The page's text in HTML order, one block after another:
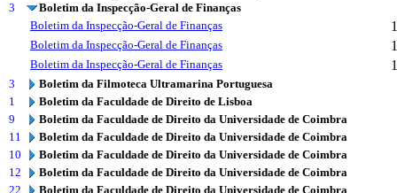
3
Boletim da Inspecção-Geral de Finanças
Boletim da Inspecção-Geral de Finanças
Boletim da Inspecção-Geral de Finanças
Boletim da Inspecção-Geral de Finanças
3
Boletim da Filmoteca Ultramarina Portuguesa
1
Boletim da Faculdade de Direito de Lisboa
9
Boletim da Faculdade de Direito da Universidade de Coimbra
11
Boletim da Faculdade de Direito da Universidade de Coimbra
10
Boletim da Faculdade de Direito da Universidade de Coimbra
12
Boletim da Faculdade de Direito da Universidade de Coimbra
22
Boletim da Faculdade de Direito da Universidade de Coimbra